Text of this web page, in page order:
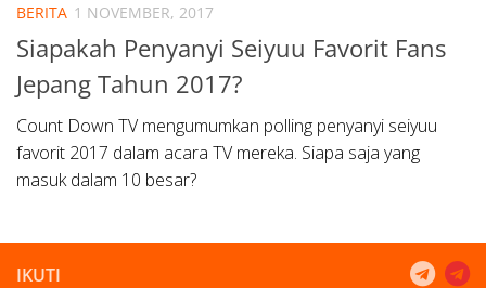
BERITA 1 NOVEMBER, 2017
Siapakah Penyanyi Seiyuu Favorit Fans
Jepang Tahun 2017?
Count Down TV mengumumkan polling penyanyi seiyuu
favorit 2017 dalam acara TV mereka. Siapa saja yang
masuk dalam 10 besar?
IKUTI